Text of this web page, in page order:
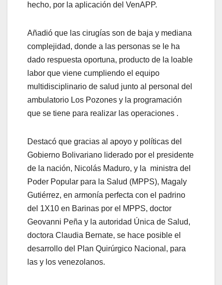
hecho, por la aplicación del VenAPP.
Añadió que las cirugías son de baja y mediana
complejidad, donde a las personas se le ha
dado respuesta oportuna, producto de la loable
labor que viene cumpliendo el equipo
multidisciplinario de salud junto al personal del
ambulatorio Los Pozones y la programación
que se tiene para realizar las operaciones .
Destacó que gracias al apoyo y políticas del
Gobierno Bolivariano liderado por el presidente
de la nación, Nicolás Maduro, y la ministra del
Poder Popular para la Salud (MPPS), Magaly
Gutiérrez, en armonía perfecta con el padrino
del 1X10 en Barinas por el MPPS, doctor
Geovanni Peña y la autoridad Única de Salud,
doctora Claudia Bernate, se hace posible el
desarrollo del Plan Quirúrgico Nacional, para
las y los venezolanos.